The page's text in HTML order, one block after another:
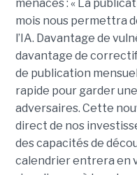
menaces : « La
mois nous permettra
l’IA. Davantage de
davantage de
de publication
rapide pour garder
adversaires. Cette
direct de nos
des capacités de
calendrier entrera en